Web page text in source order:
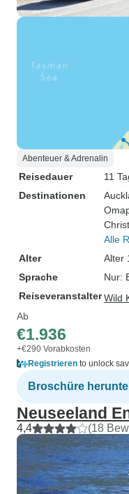
Abenteuer & Adrenalin
Reisedauer
11
Destinationen
Alle
Alter
Alter
Sprache
Nur:
ReiseveranstalterWild
Ab
€1.936
+€290 Vorabkosten
Registrieren to unlock
Broschüre
Neuseeland
4,4 (18